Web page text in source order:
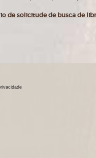
de solicitude de busca de